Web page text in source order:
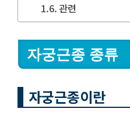
관련
자궁근종 종류
자궁근종이란